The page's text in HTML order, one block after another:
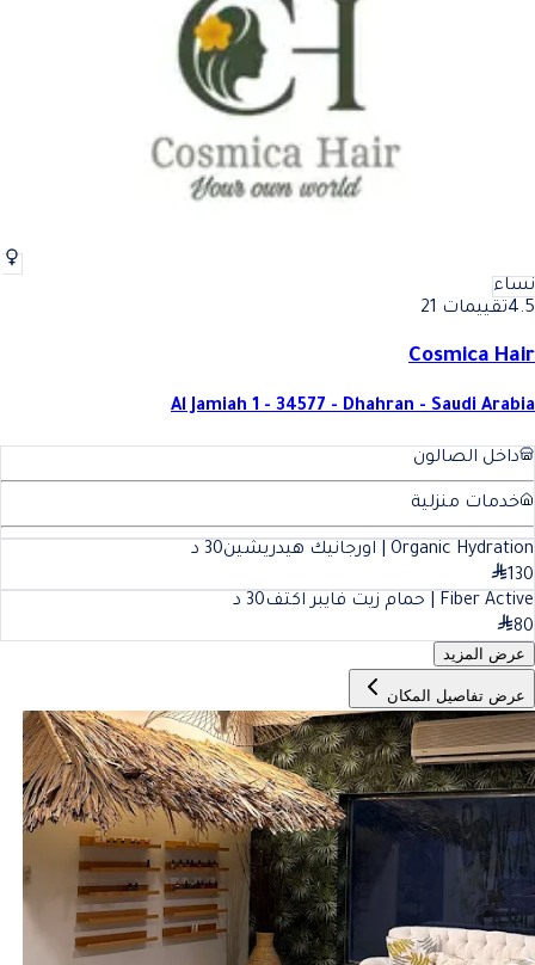
أفضل عناية-علاج الشعر للسيدات في الدمام
أفضل عناية-علاج الشعر
نساء
4.5تقييمات 21
Cosmica Hair
Al Jamiah 1 - 34577 - Dhahran - Saudi Arabia
داخل الصالون
خدمات منزلية
Organic Hydration | اورجانيك هيدريشين 30 د
130
Fiber Active | حمام زيت فايبر اكتف
30 د
80
عرض المزيد
عرض تفاصيل المكان